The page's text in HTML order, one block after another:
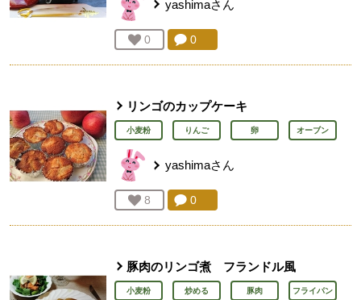
yashimaさん
お気に入り登録：
0 人が登録コメント：
0
リンゴのカップケーキ
小麦粉 りんご 卵 オーブン
yashimaさん
お気に入り登録：
8 人が登録コメント：
0
豚肉のリンゴ煮 フランドル風
小麦粉 炒める 豚肉 フライパン